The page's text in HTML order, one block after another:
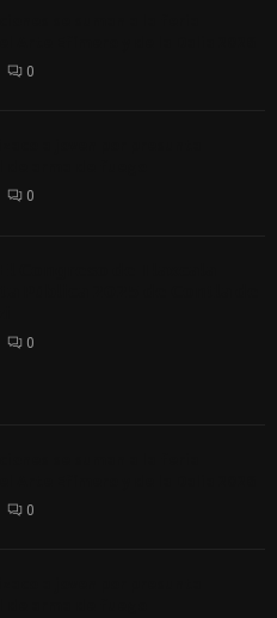
0
0
0
0